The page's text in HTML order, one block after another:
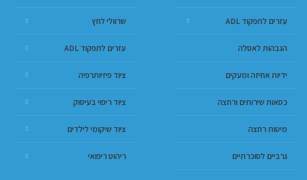
עזרים לתפקוד ADL
הגבהות לאסלה
ידיות אחיזה ומעקים
כסאות שירותים ורחצה
מיטות רחצה
גרביים לסוכרתיים
שרוולי לחץ
עזרים לתפקוד ADL
ציוד פיזיותרפיה
ציוד ריפוי בעיסוק
ציוד שיקומי לילדים
ריהוט ריפואי